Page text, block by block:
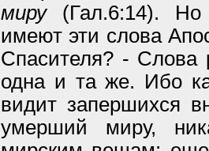
миру(Гал.6:14). Но
имеют эти слова
Спасителя? -
одна и та же. Ибо
видит запершихся
умерший миру,